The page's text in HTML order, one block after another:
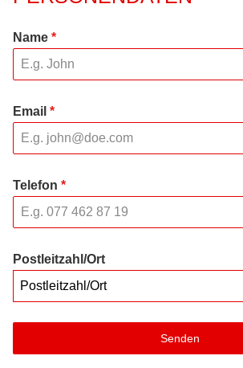
Name *
Email *
Telefon *
Postleitzahl/Ort
Postleitzahl/Ort
Senden